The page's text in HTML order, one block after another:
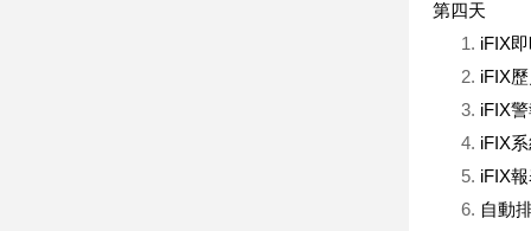
第四天
iFIX
iFIX
iFIX
iFIX
iFIX
自動